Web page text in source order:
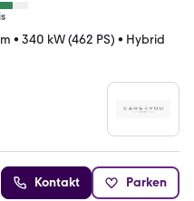
• 340 kW (462 PS) • Hybrid
Kontakt Parken